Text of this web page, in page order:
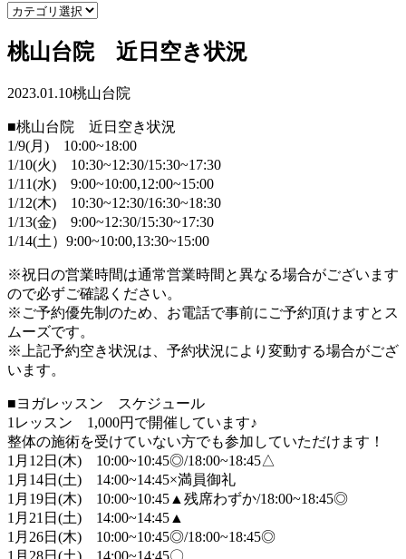
桃山台院 近日空き状況
2023.01.10桃山台院
■桃山台院 近日空き状況
1/9(月) 10:00~18:00
1/10(火) 10:30~12:30/15:30~17:30
1/11(水) 9:00~10:00,12:00~15:00
1/12(木) 10:30~12:30/16:30~18:30
1/13(金) 9:00~12:30/15:30~17:30
1/14(土）9:00~10:00,13:30~15:00
※祝日の営業時間は通常営業時間と異なる場合がございます
ので必ずご確認ください。
※ご予約優先制のため、お電話で事前にご予約頂けますとス
ムーズです。
※上記予約空き状況は、予約状況により変動する場合がござ
います。
■ヨガレッスン スケジュール
1レッスン 1,000円で開催しています♪
整体の施術を受けていない方でも参加していただけます！
1月12日(木) 10:00~10:45◎/18:00~18:45△
1月14日(土) 14:00~14:45×満員御礼
1月19日(木) 10:00~10:45▲残席わずか/18:00~18:45◎
1月21日(土) 14:00~14:45▲
1月26日(木) 10:00~10:45◎/18:00~18:45◎
1月28日(土) 14:00~14:45〇